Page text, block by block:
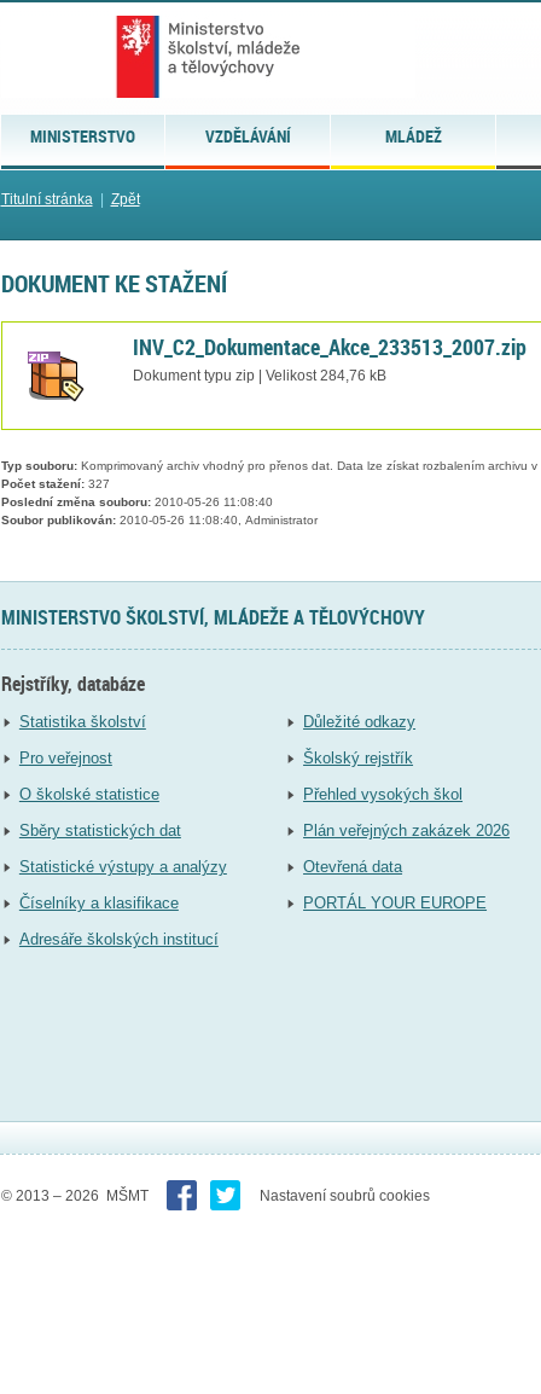
MINISTERSTVO VZDĚLÁVÁNÍ MLÁDEŽ
Titulní stránka| Zpět
DOKUMENT KE STAŽENÍ
INV_C2_Dokumentace_Akce_233513_2007.zip
Dokument typu zip | Velikost 284,76 kB
Typ souboru:Komprimovaný archiv vhodný pro přenos dat. Data lze získat rozbalením archivu
Počet stažení:327
Poslední změna souboru:2010-05-26 11:08:40
Soubor publikován:2010-05-26 11:08:40, Administrator
MINISTERSTVO ŠKOLSTVÍ, MLÁDEŽE A TĚLOVÝCHOVY
Rejstříky, databáze
Statistika školství
Pro veřejnost
O školské statistice
Sběry statistických dat
Statistické výstupy a analýzy
Číselníky a klasifikace
Adresáře školských institucí
Důležité odkazy
Školský rejstřík
Přehled vysokých škol
Plán veřejných zakázek 2026
Otevřená data
PORTÁL YOUR EUROPE
© 2013 – 2026 MŠMT Nastavení soubrů cookies